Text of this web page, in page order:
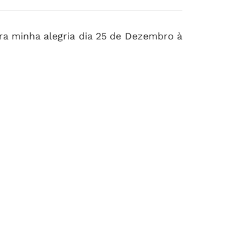
minha alegria dia 25 de Dezembro à